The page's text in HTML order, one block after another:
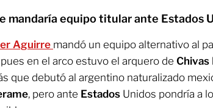
mandaría equipo titular ante Estados
Aguirre mandó un equipo alternativo al
pues en el arco estuvo el arquero de Chivas
que debutó al argentino naturalizado
, pero ante Estados Unidos pondría a